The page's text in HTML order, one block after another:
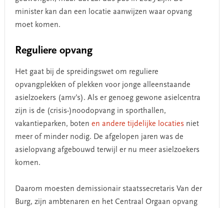
minister kan dan een locatie aanwijzen waar opvang
moet komen.
Reguliere opvang
Het gaat bij de spreidingswet om reguliere
opvangplekken of plekken voor jonge alleenstaande
asielzoekers (amv’s). Als er genoeg gewone asielcentra
zijn is de (crisis-)noodopvang in sporthallen,
vakantieparken, boten en andere tijdelijke locaties niet
meer of minder nodig. De afgelopen jaren was de
asielopvang afgebouwd terwijl er nu meer asielzoekers
komen.
Daarom moesten demissionair staatssecretaris Van der
Burg, zijn ambtenaren en het Centraal Orgaan opvang